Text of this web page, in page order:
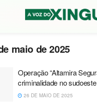
maio de 2025
Operação “Altamira
criminalidade no
26 DE MAIO DE 2025